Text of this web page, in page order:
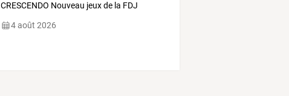
CRESCENDO Nouveau jeux de la FDJ
4 août 2026